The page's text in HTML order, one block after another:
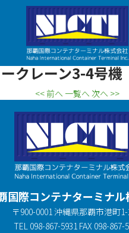
クレーン3-4号機
<< 前へ 一覧へ 次へ >>
国際コンテナターミナル
〒900-0001 沖縄県那覇市港町
TEL 098-867-5931 FAX 098-867-